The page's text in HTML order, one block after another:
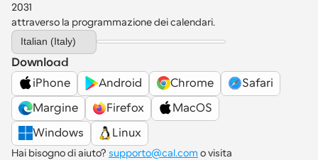
2031
attraverso la programmazione dei calendari.
Select Language
Italian (Italy)
Download
iPhone
Android Chrome
Safari
Margine
Firefox
MacOS
Windows
Linux
Hai bisogno di aiuto? supporto@cal.com